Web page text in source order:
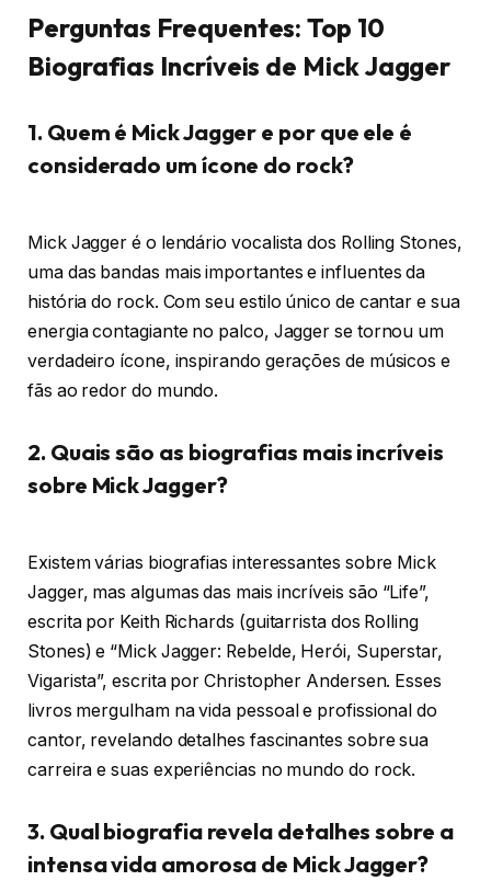
Perguntas Frequentes: Top 10
Biografias Incríveis de Mick Jagger
1. Quem é Mick Jagger e por que ele é
considerado um ícone do rock?
Mick Jagger é o lendário vocalista dos Rolling Stones,
uma das bandas mais importantes e influentes da
história do rock. Com seu estilo único de cantar e sua
energia contagiante no palco, Jagger se tornou um
verdadeiro ícone, inspirando gerações de músicos e
fãs ao redor do mundo.
2. Quais são as biografias mais incríveis
sobre Mick Jagger?
Existem várias biografias interessantes sobre Mick
Jagger, mas algumas das mais incríveis são “Life”,
escrita por Keith Richards (guitarrista dos Rolling
Stones) e “Mick Jagger: Rebelde, Herói, Superstar,
Vigarista”, escrita por Christopher Andersen. Esses
livros mergulham na vida pessoal e profissional do
cantor, revelando detalhes fascinantes sobre sua
carreira e suas experiências no mundo do rock.
3. Qual biografia revela detalhes sobre a
intensa vida amorosa de Mick Jagger?